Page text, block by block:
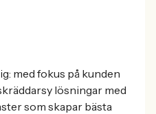
med fokus på kunden
lösningar med
som skapar bästa